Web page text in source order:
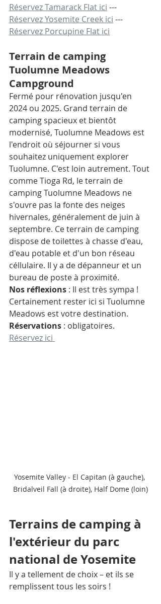
Réservez Tamarack Flat ici ---
Réservez Yosemite Creek ici ---
Réservez Porcupine Flat ici
Terrain de camping
Tuolumne Meadows
Campground
Fermé pour rénovation jusqu'en
2024 ou 2025. Grand terrain de
camping spacieux et bientôt
modernisé, Tuolumne Meadows est
l'endroit où séjourner si vous
souhaitez uniquement explorer
Tuolumne. C'est loin autrement. Tout
comme Tioga Rd, le terrain de
camping Tuolumne Meadows ne
s'ouvre pas la fonte des neiges
hivernales, généralement de juin à
septembre. Ce terrain de camping
dispose de toilettes à chasse d'eau,
d'eau potable et d'un bon réseau
céllulaire. Il y a de dépanneur et un
bureau de poste à proximité.
Nos réflexions : Il est très sympa !
Certainement rester ici si Tuolumne
Meadows est votre destination.
Réservations : obligatoires.
Réservez ici
Yosemite Valley - El Capitan (à gauche),
Bridalveil Fall (à droite), Half Dome (loin)
Terrains de camping à
l'extérieur du parc
national de Yosemite
Il y a tellement de choix – et ils se
remplissent tous les soirs !